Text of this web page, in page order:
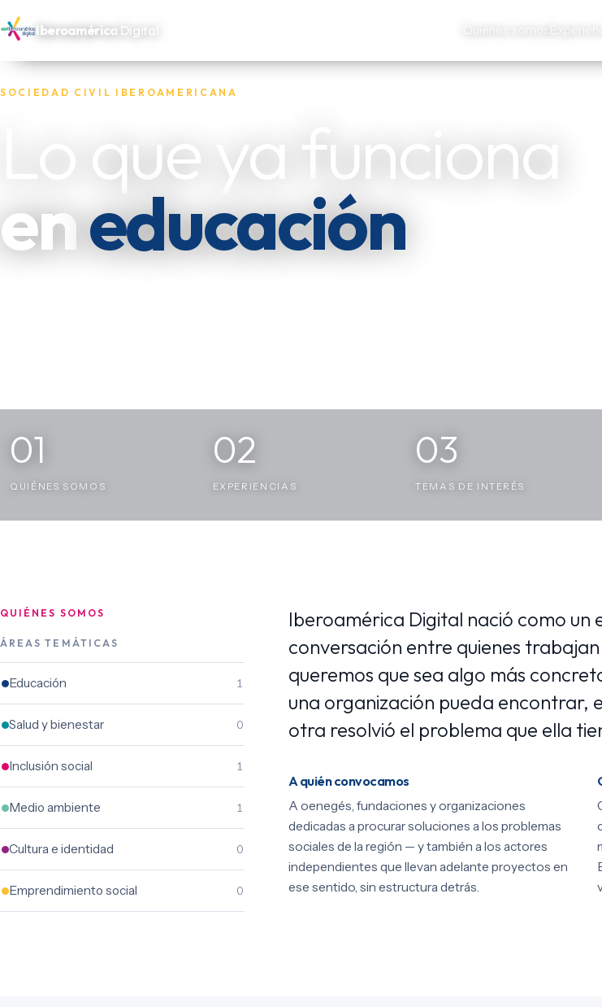
Iberoamérica Digital
SOCIEDAD CIVIL IBEROAMERICANA
Lo que ya funciona
eneducación
01
QUIÉNES SOMOS
02
EXPERIENCIAS
03
TEMAS DE INTERÉS
QUIÉNES SOMOS
ÁREAS TEMÁTICAS
Educación 1
Salud y bienestar 0
Inclusión social 1
Medio ambiente 1
Cultura e identidad 0
Emprendimiento social 0
Iberoamérica Digital nació como un
conversación entre quienes
queremos que sea algo más
una organización pueda encontrar,
otra resolvió el problema que ella
A quién convocamos
A oenegés, fundaciones y organizaciones
dedicadas a procurar soluciones a los problemas
sociales de la región — y también a los actores
independientes que llevan adelante proyectos en
ese sentido, sin estructura detrás.